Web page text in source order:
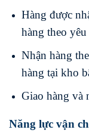
Hàng được
hàng theo
Nhận hàng
hàng tại kho
Giao hàng và
Năng lực vận